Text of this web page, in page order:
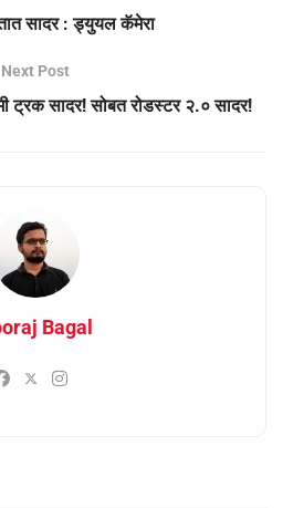
सादर : ड्युयल कॅमेरा
Next Post
ट्रक सादर! सोबत रोडस्टर २.० सादर!
Bagal